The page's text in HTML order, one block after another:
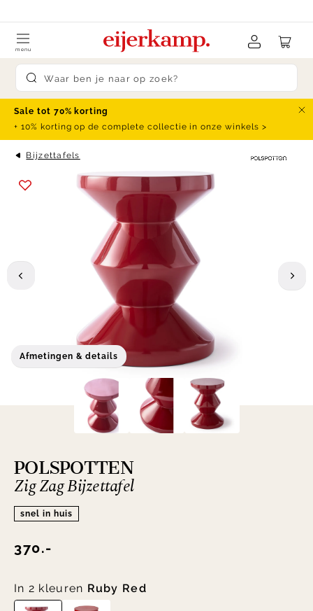
Submit search
menu
Sale tot 70% korting
+ 10% korting op de complete collectie in onze winkels >
Bijzettafels
Afmetingen & details
POLSPOTTEN
Zig Zag Bijzettafel
snel in huis
370.-
In 2 kleuren Ruby Red